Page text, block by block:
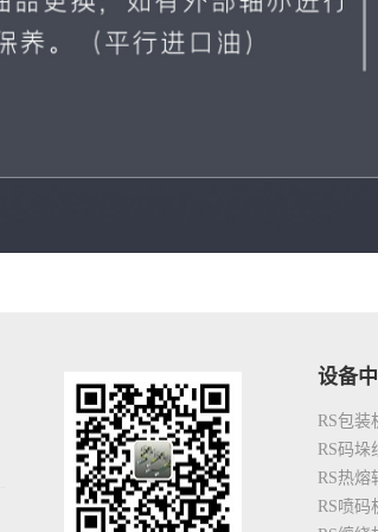
设备
RS包装
RS码垛
RS热熔
RS喷码